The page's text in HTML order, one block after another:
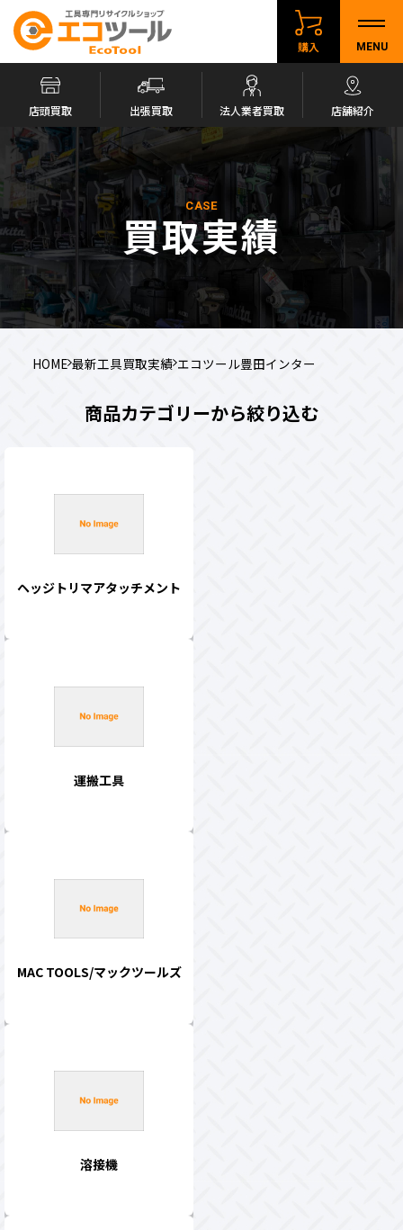
購入 MENU
店頭買取 出張買取 法人業者買取 店舗紹介
CASE
買取実績
HOME 最新工具買取実績 エコツール豊田インター
商品カテゴリーから絞り込む
ヘッジトリマアタッチメント
運搬工具
MAC TOOLS/マックツールズ
溶接機